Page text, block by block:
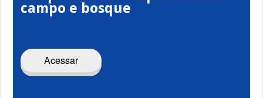
campo e bosque
Acessar